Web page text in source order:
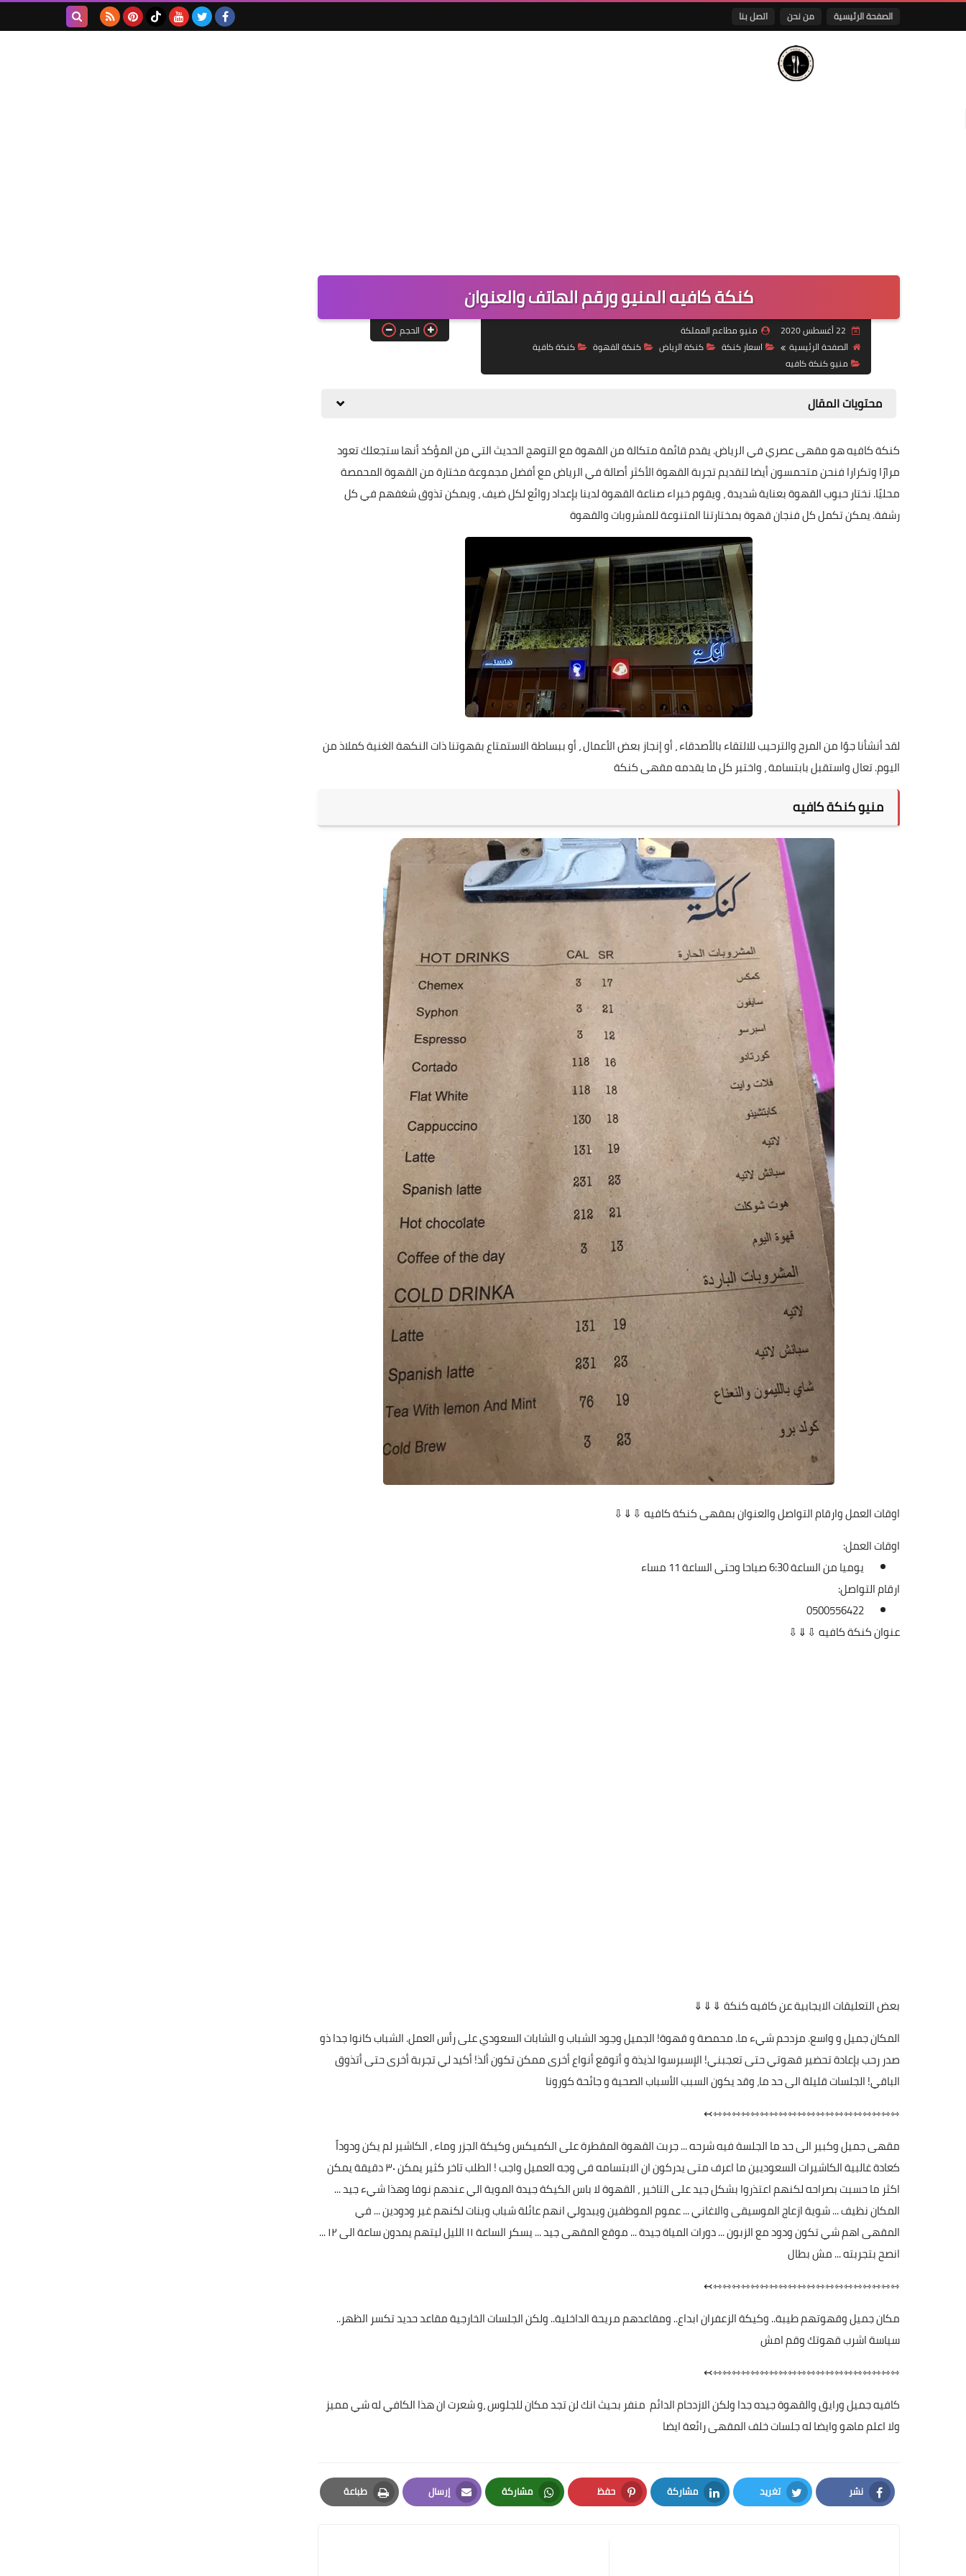
الصفحة الرئيسية من نحن اتصل بنا
كنكة كافيه المنيو ورقم الهاتف والعنوان
منيو مطاعم المملكة
الصفحة الرئيسية
اسعار كنكة كنكة الرياض كنكة القهوة
كنكة كافية
منيو كنكة كافيه
الحجم
محتويات المقال
كنكة كافيه هو مقهى عصري في الرياض. يقدم قائمة متكالة من القهوة مع التوهج الحديث التي من المؤكد أنها ستجعلك تعود
مرارًا وتكرارا فنحن متحمسون أيضا لتقديم تجربة القهوة الأكثر أصالة في الرياض مع أفضل مجموعة مختارة من القهوة المحمصة
محليًا. نختار حبوب القهوة بعناية شديدة ، ويقوم خبراء صناعة القهوة لدينا بإعداد روائع لكل ضيف ، ويمكن تذوق شغفهم في كل
رشفة. يمكن تكمل كل فنجان قهوة بمختارتنا المتنوعة للمشروبات والقهوة
لقد أنشأنا جوًا من المرح والترحيب للالتقاء بالأصدقاء ، أو إنجاز بعض الأعمال ، أو ببساطة الاستمتاع بقهوتنا ذات النكهة الغنية كملاذ من
اليوم. تعال واستقبل بابتسامة ، واختبر كل ما يقدمه مقهى كنكة
منيو كنكة كافيه
اوقات العمل وارقام التواصل والعنوان بمقهى كنكة كافيه ⇩⇓⇩
اوقات العمل:
يوميا من الساعة 6:30 صباحا وحتى الساعة 11 مساء
ارقام التواصل:
0500556422
عنوان كنكة كافيه ⇩⇓⇩
بعض التعليقات الايجابية عن كافيه كنكة ⇓⇓⇓
المكان جميل و واسع. مزدحم شيء ما. محمصة و قهوة! الجميل وجود الشباب و الشابات السعودي على رأس العمل. الشباب كانوا جدا ذو
صدر رحب بإعادة تحضير قهوتي حتى تعجبني! الإسبرسوا لذيذة و أتوقع أنواع أخرى ممكن تكون ألذ! أكيد لي تجربة أخرى حتى أتذوق
الباقي! الجلسات قليلة الى حد ما، وقد يكون السبب الأسباب الصحية و جائحة كورونا
⇿⇿⇿⇿⇿⇿⇿⇿⇿⇿⇿⇿⇿⇿⇿⇿⇿⇿⇿⇿↢
مقهى جميل وكبير الى حد ما الجلسة فيه شرحه ... جربت القهوة المقطرة على الكميكس وكيكة الجزر وماء ، الكاشير لم يكن ودوداً
كعادة غالبية الكاشيرات السعوديين ما اعرف متى يدركون ان الابتسامه في وجه العميل واجب ! الطلب تاخر كثير يمكن ٣٠ دقيقة يمكن
اكثر ما حسبت بصراحه لكنهم اعتذروا بشكل جيد على التاخير ، القهوة لا باس الكيكة جيدة الموية الي عندهم نوفا وهذا شيء جيد ...
المكان نظيف ... شوية ازعاج الموسيقى والاغاني ... عموم الموظفين ويبدولي انهم عائلة شباب وبنات لكنهم غير ودودين ... في
المقهى اهم شي تكون ودود مع الزبون ... دورات المياة جيدة ... موقع المقهى جيد ... يسكر الساعة ١١ الليل ليتهم يمدون ساعة الى ١٢ ...
انصح بتجربته ... مش بطال
⇿⇿⇿⇿⇿⇿⇿⇿⇿⇿⇿⇿⇿⇿⇿⇿⇿⇿⇿⇿↢
مكان جميل وقهوتهم طيبة.. وكيكة الزعفران ابداع.. ومقاعدهم مريحة الداخلية.. ولكن الجلسات الخارجية مقاعد حديد تكسر الظهر..
سياسة اشرب قهوتك وقم امش
⇿⇿⇿⇿⇿⇿⇿⇿⇿⇿⇿⇿⇿⇿⇿⇿⇿⇿⇿⇿↢
كافيه جميل ورايق والقهوة جيده جدا ولكن الازدحام الدائم منفر بحيث انك لن تجد مكان للجلوس ،و شعرت ان هذا الكافي له شي مميز
ولا اعلم ماهو وايضا له جلسات خلف المقهى رائعة ايضا
نشر
Facebook
تغريد
Twitter
مشاركة
LinkedIn
حفظ
Pinterest
مشاركة
Whatsapp
إرسال
Email
طباعة
Print